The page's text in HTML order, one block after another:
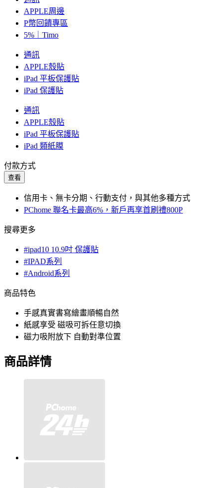
APPLE周邊
P幣回饋專區
5%｜Timo
通訊
APPLE殼貼
iPad 平板保護貼
iPad 保護貼
通訊
APPLE殼貼
iPad 平板保護貼
iPad 類紙膜
付款方式
查看
信用卡、無卡分期、行動支付，與其他多種方式
PChome 聯名卡最高6%，新戶再享首刷禮800P
搜尋更多
#ipad10 10.9吋 保護貼
#IPAD系列
#Android系列
商品特色
手感真實書寫繪畫順暢自然
紙感享受 磁吸可拆任意切換
磁力吸附放下 自動對準位置
商品詳情